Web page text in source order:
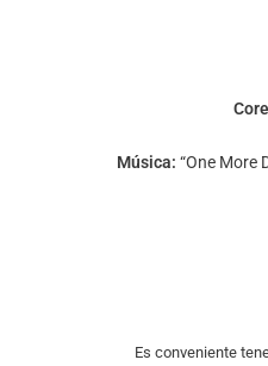
Música: “One More
Es conveniente